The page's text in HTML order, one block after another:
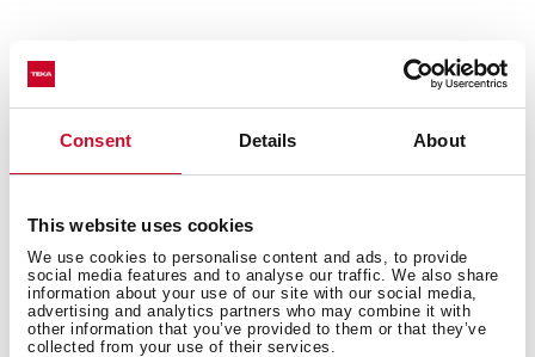
Consent Details About
This website uses cookies
We use cookies to personalise content and ads, to provide
social media features and to analyse our traffic. We also share
information about your use of our site with our social media,
advertising and analytics partners who may combine it with
other information that you’ve provided to them or that they’ve
collected from your use of their services.